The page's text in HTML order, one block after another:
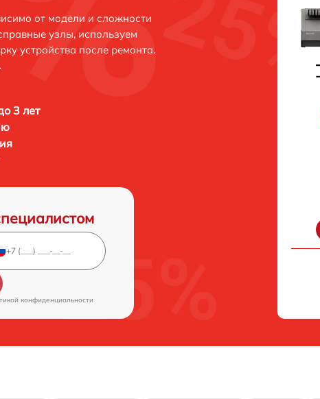
от модели и сложности
узлы, используем
устройства после ремонта.
3 лет
конфиденциальности